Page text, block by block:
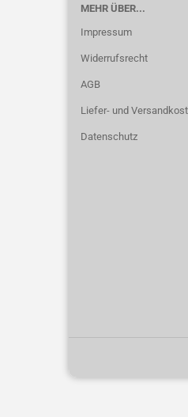
MEHR ÜBER...
Impressum
Widerrufsrecht
AGB
Liefer- und
Datenschutz